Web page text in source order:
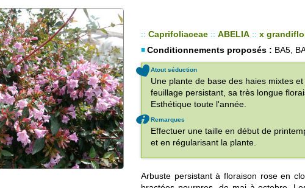
:: Caprifoliaceae :: ABELIA :: x
Conditionnements proposés : BA5,
Atout séduction
Une plante de base des haies mixtes
feuillage persistant, sa très longue
Esthétique toute l'année.
Remarques
Effectuer une taille en début de
et en régularisant la plante.
Arbuste persistant à floraison rose en